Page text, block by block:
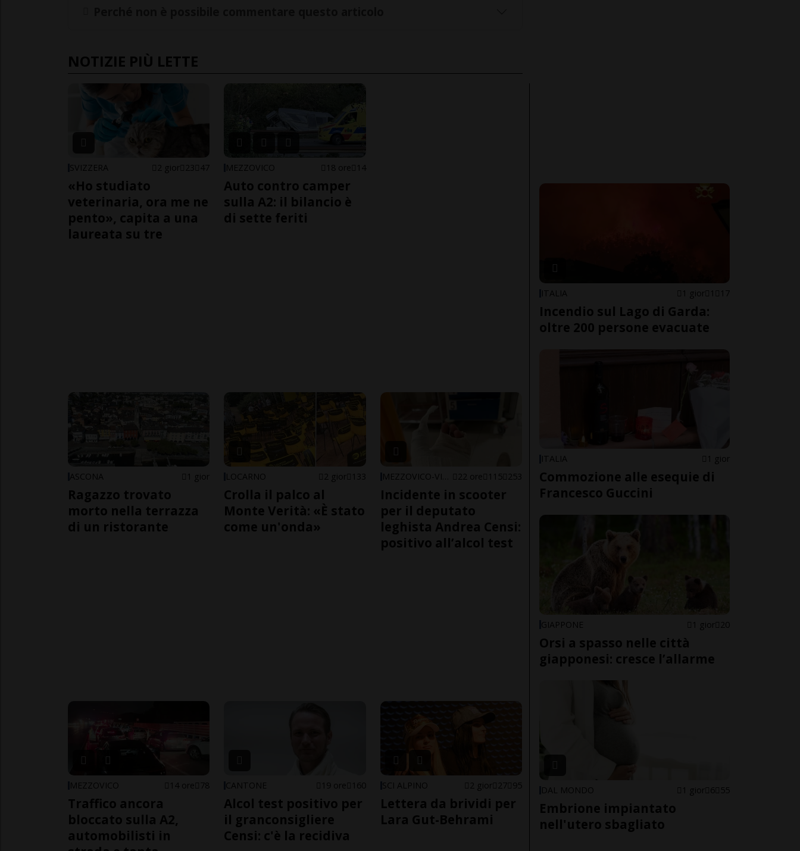
NOTIZIE PIÙ LETTE
SVIZZERA 2 gior 23 47
«Ho studiato
veterinaria, ora me ne
pento», capita a una
laureata su tre
MEZZOVICO 18 ore 14
Auto contro camper
sulla A2: il bilancio è
di sette feriti
ASCONA 1 gior
Ragazzo trovato
morto nella terrazza
di un ristorante
LOCARNO 2 gior 133
Crolla il palco al
Monte Verità: «È stato
come un'onda»
22 ore 115 253
Incidente in scooter
per il deputato
leghista Andrea Censi:
positivo all’alcol test
MEZZOVICO 14 ore 78
Traffico ancora
bloccato sulla A2,
automobilisti in
CANTONE 19 ore 160
Alcol test positivo per
il granconsigliere
Censi: c'è la recidiva
SCI ALPINO 2 gior 27 95
Lettera da brividi per
Lara Gut-Behrami
ITALIA 1 gior 1 17
Incendio sul Lago di Garda:
oltre 200 persone evacuate
ITALIA 1 gior
Commozione alle esequie di
Francesco Guccini
GIAPPONE 1 gior 20
Orsi a spasso nelle città
giapponesi: cresce l’allarme
DAL MONDO 1 gior 6 55
Embrione impiantato
nell'utero sbagliato